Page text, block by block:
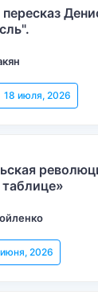
18 июля, 2026
таблице»
2026